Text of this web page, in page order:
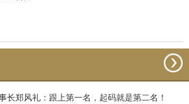
长郑风礼：跟上第一名，起码就是第二名！